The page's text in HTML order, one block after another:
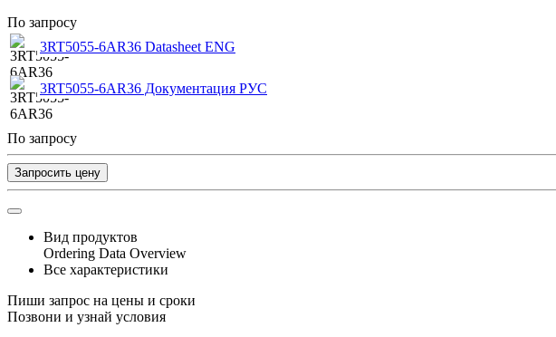
По запросу
3RT5055-6AR36 Datasheet ENG
3RT5055-6AR36 Документация РУС
По запросу
Запросить цену
Вид продуктов
Ordering Data Overview
Все характеристики
Пиши запрос на цены и сроки
Позвони и узнай условия